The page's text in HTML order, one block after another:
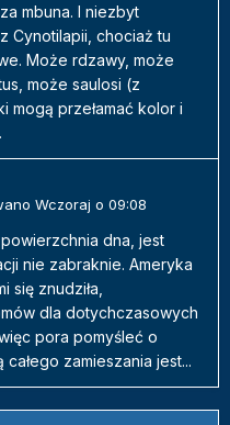
mbuna. I niezbyt
Cynotilapii, chociaż tu
Może rdzawy, może
może saulosi (z
mogą przełamać kolor i
Wczoraj o 09:08
dna, jest
nie zabraknie. Ameryka
się znudziła,
dla dotychczasowych
pora pomyśleć o
zamieszania jest...